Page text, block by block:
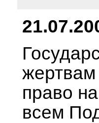
право
всем